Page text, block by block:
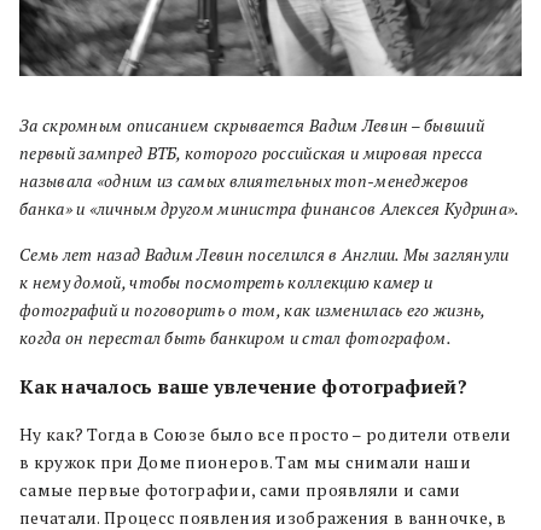
За скромным описанием скрывается Вадим Левин – бывший
первый зампред ВТБ, которого российская и мировая пресса
называла «одним из самых влиятельных топ-менеджеров
банка» и «личным другом министра финансов Алексея Кудрина».
Семь лет назад Вадим Левин поселился в Англии. Мы заглянули
к нему домой, чтобы посмотреть коллекцию камер и
фотографий и поговорить о том, как изменилась его жизнь,
когда он перестал быть банкиром и стал фотографом.
Как началось ваше увлечение фотографией?
Ну как? Тогда в Союзе было все просто – родители отвели
в кружок при Доме пионеров. Там мы снимали наши
самые первые фотографии, сами проявляли и сами
печатали. Процесс появления изображения в ванночке, в